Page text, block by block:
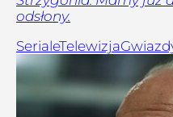
odsłony.
SerialeTelewizja